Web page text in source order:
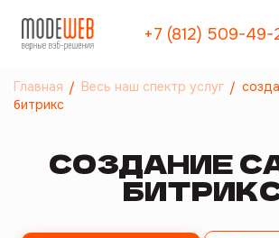
+7 (812) 509-49-
Главная Весь наш спектр услуг
битрикс
СОЗДАНИЕ